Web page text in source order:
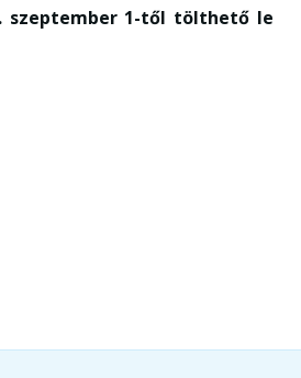
szeptember 1-től tölthető le